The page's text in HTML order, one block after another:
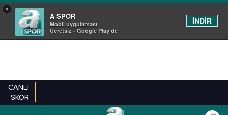
×
A SPOR
Mobil uygulaması
Ücretsiz - Google Play'de
İNDİR
CANLI
SKOR